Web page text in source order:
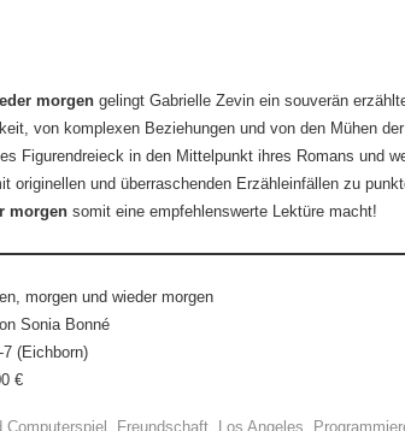
morgen gelingt Gabrielle Zevin ein souverän
von komplexen Beziehungen und von den Mühen
Figurendreieck in den Mittelpunkt ihres Romans und
originellen und überraschenden Erzähleinfällen zu
morgen somit eine empfehlenswerte Lektüre macht!
morgen und wieder morgen
Sonia Bonné
7 (Eichborn)
€
Computerspiel Freundschaft Los Angeles